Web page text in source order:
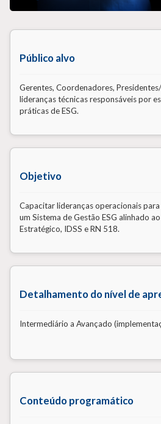
Público alvo
Gerentes, Coordenadores,
lideranças técnicas responsáveis por
práticas de ESG.
Objetivo
Capacitar lideranças operacionais
um Sistema de Gestão ESG alinhado
Estratégico, IDSS e RN 518.
Detalhamento do nível de
Intermediário a Avançado
Conteúdo programático